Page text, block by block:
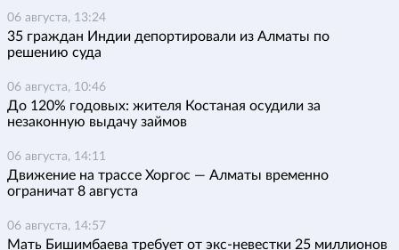
06 августа, 13:24
35 граждан Индии депортировали из Алматы по
решению суда
06 августа, 10:46
До 120% годовых: жителя Костаная осудили за
незаконную выдачу займов
06 августа, 14:11
Движение на трассе Хоргос — Алматы временно
ограничат 8 августа
06 августа, 14:57
Мать Бишимбаева требует от экс-невестки 25 миллионов